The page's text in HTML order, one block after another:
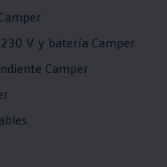
V y batería Camper
Camper